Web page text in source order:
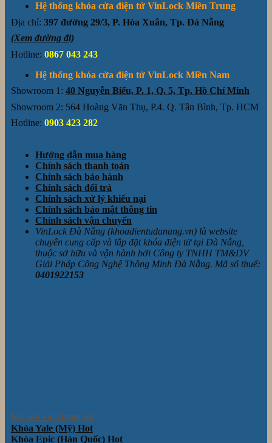
Hệ thống khóa cửa điện tử VinLock Miền Trung
Địa chỉ: 397 đường 29/3, P. Hòa Xuân, Tp. Đà Nẵng
(Xem đường đi)
Hotline: 0867 043 243
Hệ thống khóa cửa điện tử VinLock Miền Nam
Showroom 1: 40 Nguyễn Biểu, P. 1, Q. 5, Tp. Hồ Chí Minh
Showroom 2: 564 Hoàng Văn Thụ, P.4. Q. Tân Bình, Tp. HCM
Hotline: 0903 423 282
Hướng dẫn mua hàng
Chính sách thanh toán
Chính sách bảo hành
Chính sách đổi trả
Chính sách xử lý khiếu nại
Chính sách bảo mật thông tin
Chính sách vận chuyển
VinLock Đà Nẵng (khoadientudanang.vn) là website
chuyên cung cấp và lắp đặt khóa điện tử tại Đà Nẵng,
thuộc sở hữu và vận hành bởi Công ty TNHH TM&DV
Giải Pháp Công Nghệ Thông Minh Đà Nẵng. Mã số thuế:
0401922153
Kết nối với chúng tôi
Khóa Yale (Mỹ)
Khóa Epic (Hàn Quốc)